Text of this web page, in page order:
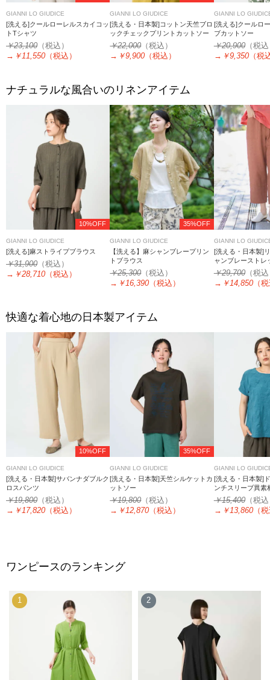
GIANNI LO GIUDICE
[洗える]クールローレルスカイコッ
トTシャツ
￥23,100 （税込）
→ ￥11,550 （税込）
GIANNI LO GIUDICE
[洗える・日本製]コットン天竺ブロ
ックチェックプリントカットソー
￥22,000（税込）
→ ￥9,900 （税込）
GIANNI LO
[洗える]クールロ
ブカットソー
￥20,900（税
→ ￥9,350（税
ナチュラルな風合いのリネンアイテム
10%OFF
GIANNI LO GIUDICE
[洗える]麻ストライプブラウス
￥31,900 （税込）
→ ￥28,710 （税込）
35%OFF
GIANNI LO GIUDICE
【洗える】麻シャンブレープリン
トブラウス
￥25,300（税込）
→ ￥16,390 （税込）
GIANNI LO
[洗える・日本製]
ャンブレーストレ
￥29,700（税
→ ￥14,850（
快適な着心地の日本製アイテム
10%OFF
GIANNI LO GIUDICE
[洗える・日本製]サバンナダブルク
ロスパンツ
￥19,800 （税込）
→ ￥17,820 （税込）
35%OFF
GIANNI LO GIUDICE
[洗える・日本製]天竺シルケットカ
ットソー
￥19,800（税込）
→ ￥12,870 （税込）
GIANNI LO
[洗える・日本製]
ンチスリーブ異素
ットソー
￥15,400（税
→ ￥13,860（
ワンピースのランキング
1 2